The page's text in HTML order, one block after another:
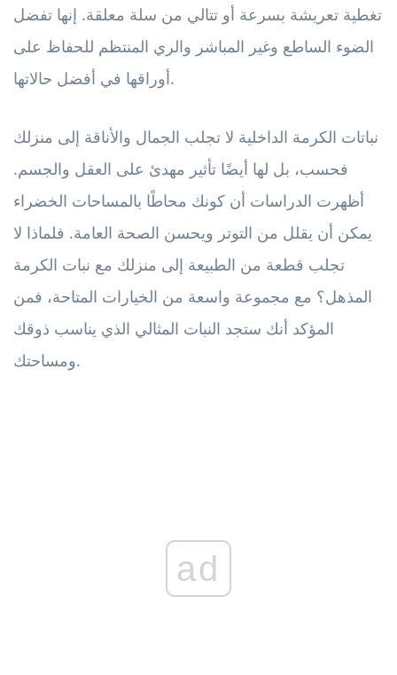
تغطية تعريشة بسرعة أو تتالي من سلة معلقة. إنها تفضل
الضوء الساطع وغير المباشر والري المنتظم للحفاظ على
أوراقها في أفضل حالاتها.
نباتات الكرمة الداخلية لا تجلب الجمال والأناقة إلى منزلك
فحسب، بل لها أيضًا تأثير مهدئ على العقل والجسم.
أظهرت الدراسات أن كونك محاطًا بالمساحات الخضراء
يمكن أن يقلل من التوتر ويحسن الصحة العامة. فلماذا لا
تجلب قطعة من الطبيعة إلى منزلك مع نبات الكرمة
المذهل؟ مع مجموعة واسعة من الخيارات المتاحة، فمن
المؤكد أنك ستجد النبات المثالي الذي يناسب ذوقك
ومساحتك.
ad